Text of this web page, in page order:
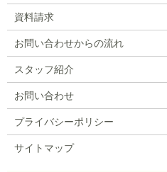
資料請求
お問い合わせからの流れ
スタッフ紹介
お問い合わせ
プライバシーポリシー
サイトマップ